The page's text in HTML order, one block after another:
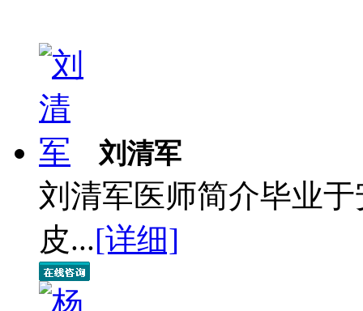
刘清军
刘清军医师简介毕业
皮...[详细]